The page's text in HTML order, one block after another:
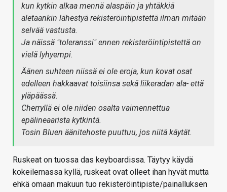
kun kytkin alkaa mennä alaspäin ja yhtäkkiä
aletaankin lähestyä rekisteröintipistettä ilman mitään
selvää vastusta.
Ja näissä "toleranssi" ennen rekisteröintipistettä on
vielä lyhyempi.
Äänen suhteen niissä ei ole eroja, kun kovat osat
edelleen hakkaavat toisiinsa sekä liikeradan ala- että
yläpäässä.
Cherryllä ei ole niiden osalta vaimennettua
epälineaarista kytkintä.
Tosin Bluen äänitehoste puuttuu, jos niitä käytät.
Ruskeat on tuossa das keyboardissa. Täytyy käydä
kokeilemassa kyllä, ruskeat ovat olleet ihan hyvät mutta
ehkä omaan makuun tuo rekisteröintipiste/painalluksen